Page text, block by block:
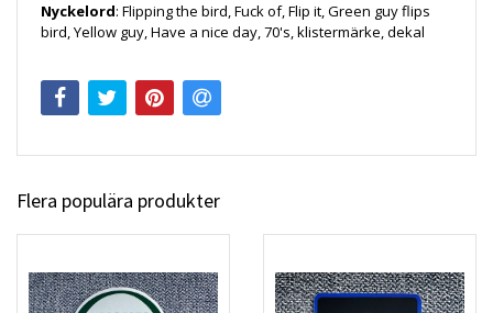
Nyckelord: Flipping the bird, Fuck of, Flip it, Green guy flips
bird, Yellow guy, Have a nice day, 70's, klistermärke, dekal
Flera populära produkter